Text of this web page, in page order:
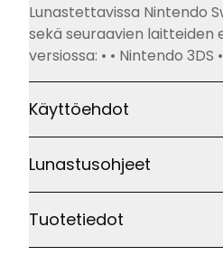
Kuvaus
Lunastettavissa Nintendo
sekä seuraavien laitteiden
versiossa: • • Nintendo 3DS
Nintendo 2DS • New
Nintendo 3DS • New
Käyttöehdot
Lunastusohjeet
Tuotetiedot